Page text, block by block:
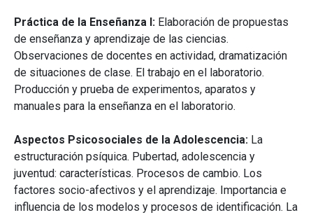
Práctica de la Enseñanza I: Elaboración de propuestas
de enseñanza y aprendizaje de las ciencias.
Observaciones de docentes en actividad, dramatización
de situaciones de clase. El trabajo en el laboratorio.
Producción y prueba de experimentos, aparatos y
manuales para la enseñanza en el laboratorio.
Aspectos Psicosociales de la Adolescencia: La
estructuración psíquica. Pubertad, adolescencia y
juventud: características. Procesos de cambio. Los
factores socio-afectivos y el aprendizaje. Importancia e
influencia de los modelos y procesos de identificación. La